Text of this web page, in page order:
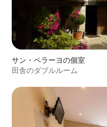
サン・ペラーヨの個室
田舎のダブルルーム